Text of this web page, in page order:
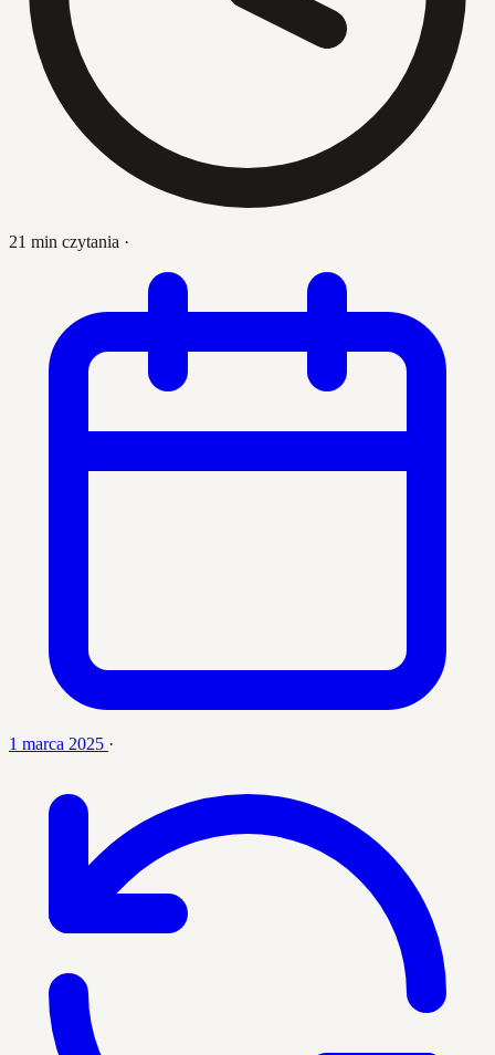
21 min czytania ·
1 marca 2025 ·